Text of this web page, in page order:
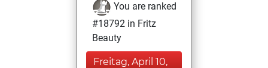
You are ranked
#18792 in Fritz
Beauty
Freitag, April 10,